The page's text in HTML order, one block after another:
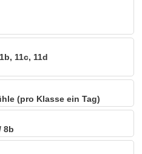
11c, 11d
(pro Klasse ein Tag)
8b